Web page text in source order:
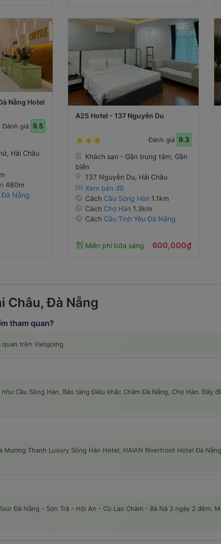
Nẵng Hotel
Đánh giá 9.5
Hải Châu
480m
Đà Nẵng
A25 Hotel - 137 Nguyễn Du
Đánh giá 9.3
Khách sạn - Gần trung tâm, Gần
biển
137 Nguyễn Du, Hải Châu
Xem bản đồ
Cách Cầu Sông Hàn 1.1km
Cách Chợ Hàn 1.3km
Cách Cầu Tình Yêu Đà Nẵng
Miễn phí bữa sáng 600,000₫
Châu, Đà Nẵng
tham quan?
quan trên Vietgoing.
Cầu Sông Hàn, Bảo tàng Điêu khắc Chăm Đà Nẵng, Chợ Hàn. Đây
Thanh Luxury Sông Hàn Hotel, HAIAN Riverfront Hotel Đà
Đà Nẵng - Sơn Trà - Hội An - Cù Lao Chàm - Bà Nà 3 ngày 2 đêm.